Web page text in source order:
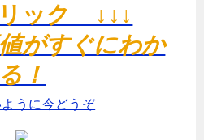
ック ↓↓↓
がすぐにわか
る！
うに今どうぞ